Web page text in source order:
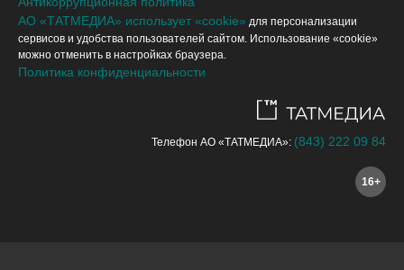
АО «ТАТМЕДИА» использует «cookie» для персонализации
сервисов и удобства пользователей сайтом. Использование «cookie»
можно отменить в настройках браузера.
Политика конфиденциальности
Телефон АО «ТАТМЕДИА»: (843) 222 09 84
16+